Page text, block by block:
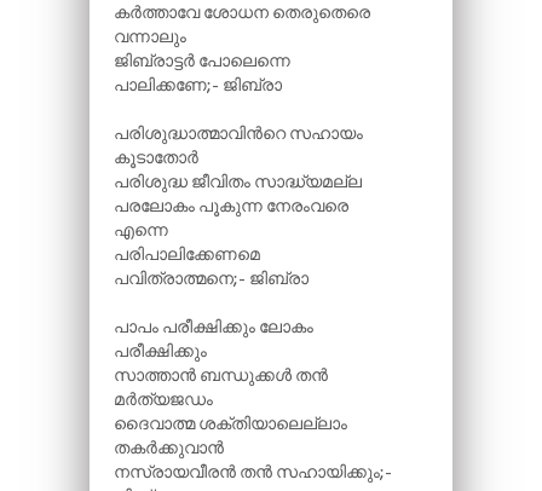
കർത്താവേ ശോധന തെരുതെരെ
വന്നാലും
ജിബ്രാട്ടർ പോലെന്നെ
പാലിക്കണേ;- ജിബ്രാ
പരിശുദ്ധാത്മാവിന്‍റെ സഹായം
കൂടാതോർ
പരിശുദ്ധ ജീവിതം സാദ്ധ്യമല്ല
പരലോകം പൂകുന്ന നേരംവരെ
എന്നെ
പരിപാലിക്കേണമെ
പവിത്രാത്മനെ;- ജിബ്രാ
പാപം പരീക്ഷിക്കും ലോകം
പരീക്ഷിക്കും
സാത്താൻ ബന്ധുക്കൾ തൻ
മർത്യജഡം
ദൈവാത്മ ശക്തിയാലെല്ലാം
തകർക്കുവാൻ
നസ്രായവീരൻ തൻ സഹായിക്കും;-